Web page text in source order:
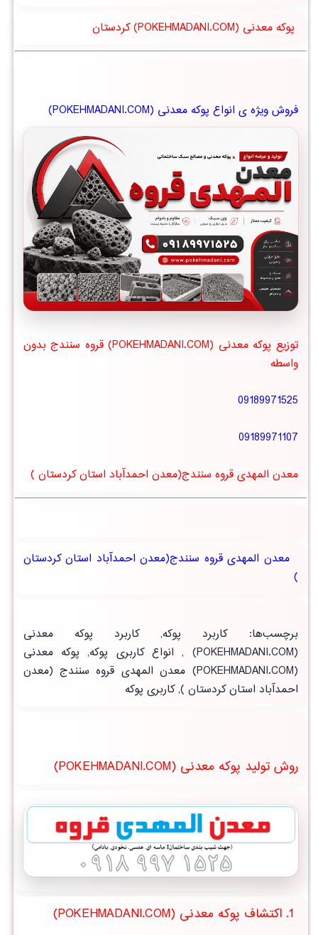
پوکه معدنی (POKEHMADANI.COM) کردستان
فروش ویژه ی انواع پوکه معدنی (POKEHMADANI.COM)
توزیع پوکه معدنی (POKEHMADANI.COM) قروه سنندج بدون
واسطه
09189971525
09189971107
معدن المهدی قروه سنندج(معدن احمدآباد استان کردستان )
معدن المهدی قروه سنندج(معدن احمدآباد استان کردستان
)
برچسب‌ها:کاربرد پوکه,کاربرد پوکه معدنی
(POKEHMADANI.COM)
, انواع کاربری پوکه, پوکه معدنی
(POKEHMADANI.COM) معدن المهدی قروه سنندج (
معدن
احمدآباد استان کردستان ),کاربری پوکه
روش تولید پوکه معدنی (POKEHMADANI.COM)